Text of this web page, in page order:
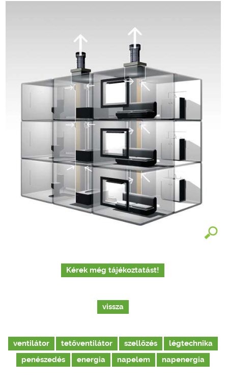
Kérek még tájékoztatást!
vissza
ventilátor tetőventilátor szellőzés
légtechnika
penészedés
energia napelem napenergia